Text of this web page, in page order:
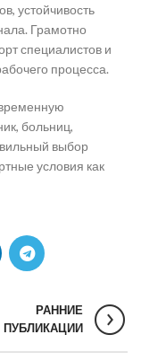
устойчивость
Грамотно
специалистов и
процесса.
больниц,
выбор
условия как
РАННИЕ
ПУБЛИКАЦИИ